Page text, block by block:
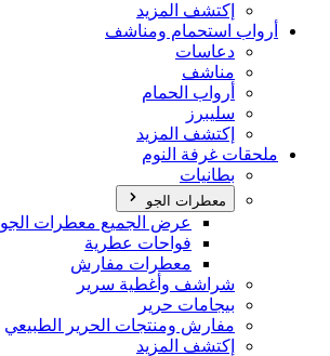
إكتشف المزيد
أرواب استحمام ومناشف
دعاسات
مناشف
أرواب الحمام
سليبرز
إكتشف المزيد
ملحقات غرفة النوم
بطانيات
معطرات الجو
عرض الجميع معطرات الجو
فواحات عطرية
معطرات مفارش
شراشف وأغطية سرير
بيجامات حرير
مفارش ومنتجات الحرير الطبيعي
إكتشف المزيد